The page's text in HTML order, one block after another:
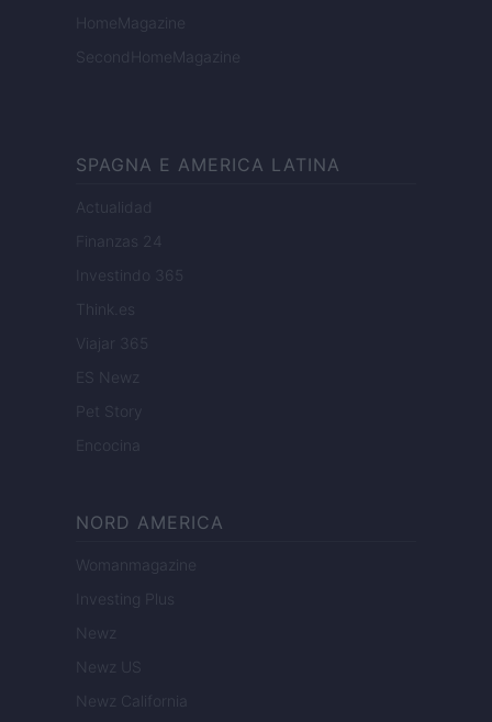
HomeMagazine
SecondHomeMagazine
SPAGNA E AMERICA LATINA
Actualidad
Finanzas 24
Investindo 365
Think.es
Viajar 365
ES Newz
Pet Story
Encocina
NORD AMERICA
Womanmagazine
Investing Plus
Newz
Newz US
Newz California